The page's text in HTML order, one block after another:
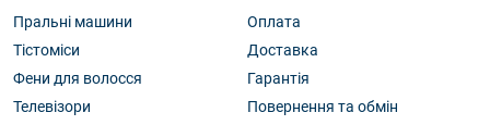
Пральні машини
Тістоміси
Фени для волосся
Телевізори
Оплата
Доставка
Гарантія
Повернення та обмін